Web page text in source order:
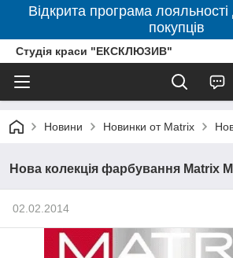
Відкрита програма
покупців
Студія краси "ЕКСКЛЮЗИВ"
Новини Новинки от Matrix
Нова колекція фарбування Matrix
02.02.2014